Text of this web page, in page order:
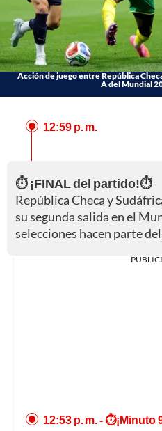
Acción de juego entre República
A del Mundial
12:59 p. m.
⏱️ ¡FINAL del partido!⏱️
República Checa y
su segunda salida en el
selecciones hacen parte
12:53 p. m. - ⏱️¡Minuto